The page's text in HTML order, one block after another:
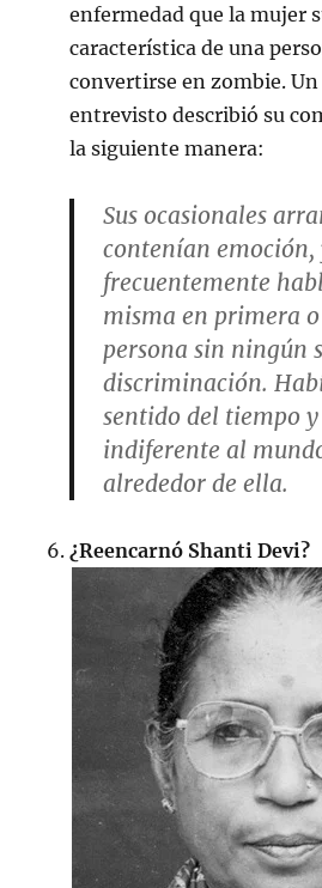
enfermedad que la mujer
característica de una
convertirse en zombie.
entrevisto describió su
la siguiente manera:
Sus ocasionales
contenían emoción,
frecuentemente
misma en primera
persona sin ningún
discriminación.
sentido del tiempo
indiferente al
alrededor de ella.
¿Reencarnó Shanti Devi?